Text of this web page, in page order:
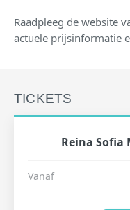
Raadpleeg de website
actuele prijsinformatie
TICKETS
Reina Sofia
Vanaf